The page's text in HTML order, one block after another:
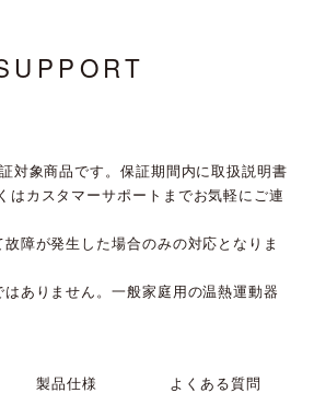
対象商品です。保証期間内に取扱説明書
はカスタマーサポートまでお気軽にご連
障が発生した場合のみの対応となりま
ありません。一般家庭用の温熱運動器
よくある質問